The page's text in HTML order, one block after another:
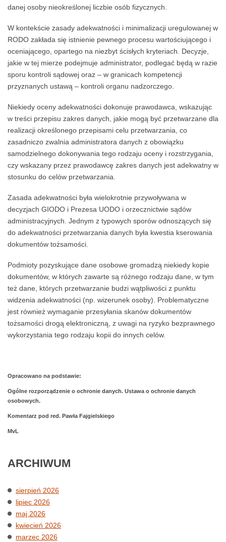
danej osoby nieokreślonej liczbie osób fizycznych.
W kontekście zasady adekwatności i minimalizacji uregulowanej w
RODO zakłada się istnienie pewnego procesu wartościującego i
oceniającego, opartego na niezbyt ścisłych kryteriach. Decyzje,
jakie w tej mierze podejmuje administrator, podlegać będą w razie
sporu kontroli sądowej oraz – w granicach kompetencji
przyznanych ustawą – kontroli organu nadzorczego.
Niekiedy oceny adekwatności dokonuje prawodawca, wskazując
w treści przepisu zakres danych, jakie mogą być przetwarzane dla
realizacji określonego przepisami celu przetwarzania, co
zasadniczo zwalnia administratora danych z obowiązku
samodzielnego dokonywania tego rodzaju oceny i rozstrzygania,
czy wskazany przez prawodawcę zakres danych jest adekwatny w
stosunku do celów przetwarzania.
Zasada adekwatności była wielokrotnie przywoływana w
decyzjach GIODO i Prezesa UODO i orzecznictwie sądów
administracyjnych. Jednym z typowych sporów odnoszących się
do adekwatności przetwarzania danych była kwestia kserowania
dokumentów tożsamości.
Podmioty pozyskujące dane osobowe gromadzą niekiedy kopie
dokumentów, w których zawarte są różnego rodzaju dane, w tym
też dane, których przetwarzanie budzi wątpliwości z punktu
widzenia adekwatności (np. wizerunek osoby). Problematyczne
jest również wymaganie przesyłania skanów dokumentów
tożsamości drogą elektroniczną, z uwagi na ryzyko bezprawnego
wykorzystania tego rodzaju kopii do innych celów.
Opracowano na podstawie:
Ogólne rozporządzenie o ochronie danych. Ustawa o ochronie danych
osobowych.
Komentarz pod red. Pawła Fajgielskiego
MvL
ARCHIWUM
sierpień 2026
lipiec 2026
maj 2026
kwiecień 2026
marzec 2026